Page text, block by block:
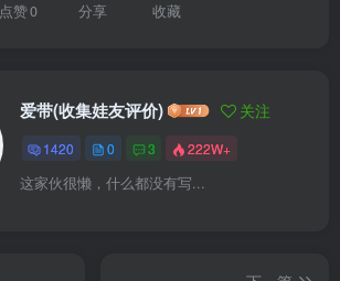
点赞0 分享 收藏
爱带(收集娃友评价) 关注
1420 0 3 222W+
这家伙很懒，什么都没有写...